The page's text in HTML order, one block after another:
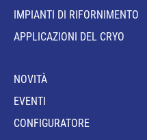
IMPIANTI DI RIFORNIMENTO
APPLICAZIONI DEL CRYO
NOVITÀ
EVENTI
CONFIGURATORE